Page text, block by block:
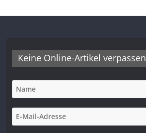
Keine Online-Artikel verpassen